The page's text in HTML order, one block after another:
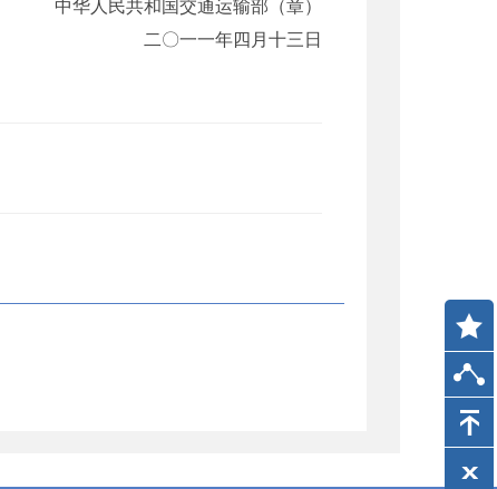
二〇一一年四月十三日